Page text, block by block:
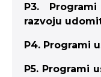
P3.
razvoju
P4. Programi
P5. Programi